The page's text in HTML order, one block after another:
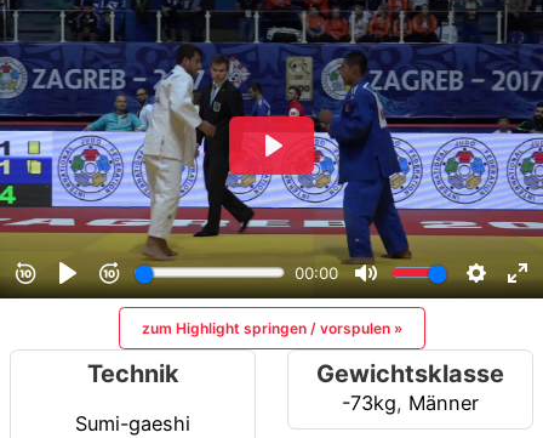
zum Highlight springen / vorspulen »
Technik
Sumi-gaeshi
Gewichtsklasse
-73kg, Männer